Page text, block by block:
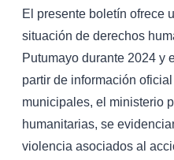
El presente boletín ofrece
situación de derechos
Putumayo durante 2024 y
partir de información
municipales, el ministerio
humanitarias, se
violencia asociados al